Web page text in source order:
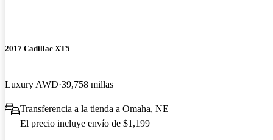
2017 Cadillac XT5
Luxury AWD 39,758 millas
Transferencia a la tienda a Omaha, NE
El precio incluye envío de $1,199